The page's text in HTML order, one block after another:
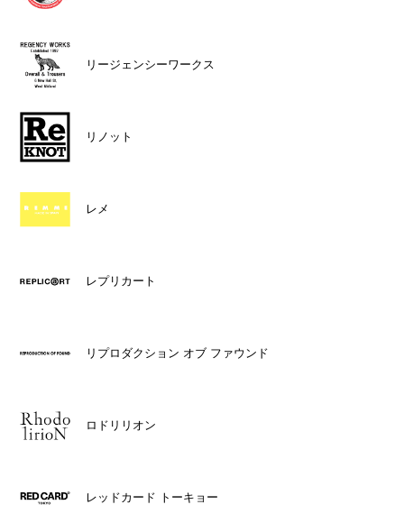
リージェンシーワークス
リノット
レメ
レプリカート
リプロダクション オブ ファウンド
ロドリリオン
レッドカード トーキョー